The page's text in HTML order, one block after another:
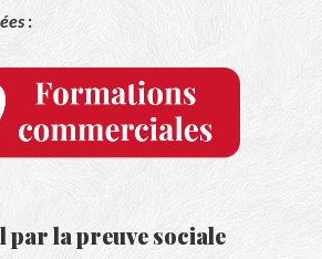
:
par la preuve sociale